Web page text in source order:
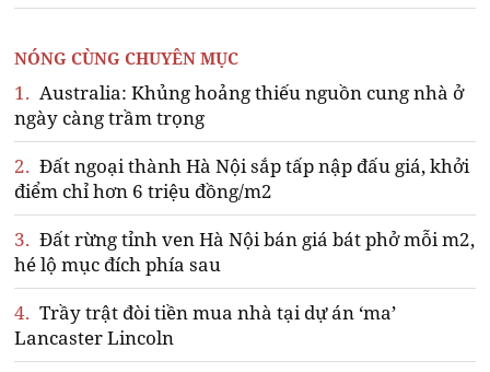
NÓNG CÙNG CHUYÊN MỤC
1. Australia: Khủng hoảng thiếu nguồn cung nhà ở
ngày càng trầm trọng
2. Đất ngoại thành Hà Nội sắp tấp nập đấu giá, khởi
điểm chỉ hơn 6 triệu đồng/m2
3. Đất rừng tỉnh ven Hà Nội bán giá bát phở mỗi m2,
hé lộ mục đích phía sau
4. Trầy trật đòi tiền mua nhà tại dự án ‘ma’
Lancaster Lincoln